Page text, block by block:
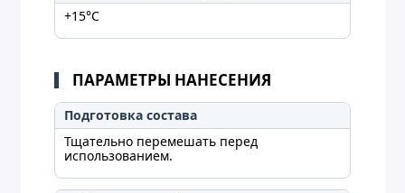
+15°C
ПАРАМЕТРЫ НАНЕСЕНИЯ
Подготовка состава
Тщательно перемешать перед
использованием.